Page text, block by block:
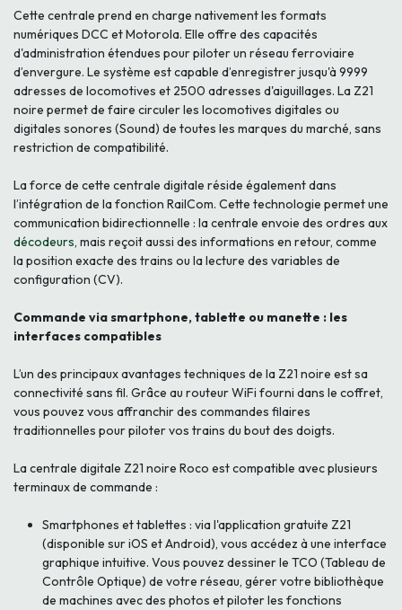
Cette centrale prend en charge nativement les formats
numériques DCC et Motorola. Elle offre des capacités
d'administration étendues pour piloter un réseau ferroviaire
d’envergure. Le système est capable d’enregistrer jusqu'à 9999
adresses de locomotives et 2500 adresses d'aiguillages. La Z21
noire permet de faire circuler les locomotives digitales ou
digitales sonores (Sound) de toutes les marques du marché, sans
restriction de compatibilité.
La force de cette centrale digitale réside également dans
l’intégration de la fonction RailCom. Cette technologie permet une
communication bidirectionnelle : la centrale envoie des ordres aux
décodeurs, mais reçoit aussi des informations en retour, comme
la position exacte des trains ou la lecture des variables de
configuration (CV).
Commande via smartphone, tablette ou manette : les
interfaces compatibles
L’un des principaux avantages techniques de la Z21 noire est sa
connectivité sans fil. Grâce au routeur WiFi fourni dans le coffret,
vous pouvez vous affranchir des commandes filaires
traditionnelles pour piloter vos trains du bout des doigts.
La centrale digitale Z21 noire Roco est compatible avec plusieurs
terminaux de commande :
Smartphones et tablettes : via l'application gratuite Z21
(disponible sur iOS et Android), vous accédez à une interface
graphique intuitive. Vous pouvez dessiner le TCO (Tableau de
Contrôle Optique) de votre réseau, gérer votre bibliothèque
de machines avec des photos et piloter les fonctions